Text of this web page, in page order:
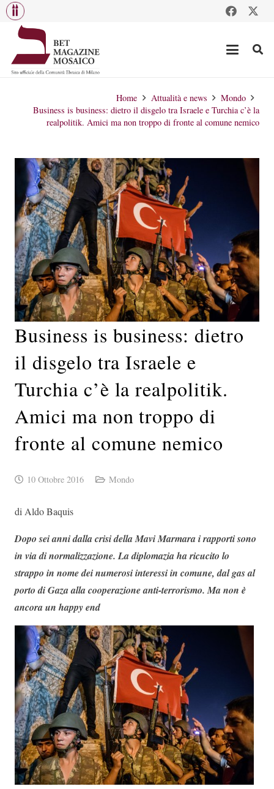
Home Attualità e news
Mondo
Business is business: dietro il disgelo tra Israele e Turchia c’è la
realpolitik. Amici ma non troppo di fronte al comune nemico
Business is business: dietro
il disgelo tra Israele e
Turchia c’è la realpolitik.
Amici ma non troppo di
fronte al comune nemico
10 Ottobre 2016 Mondo
di Aldo Baquis
Dopo sei anni dalla crisi della Mavi Marmara i rapporti sono
in via di normalizzazione. La diplomazia ha ricucito lo
strappo in nome dei numerosi interessi in comune, dal gasal
porto di Gaza alla cooperazione anti-terrorismo. Ma non è
ancora un happy end